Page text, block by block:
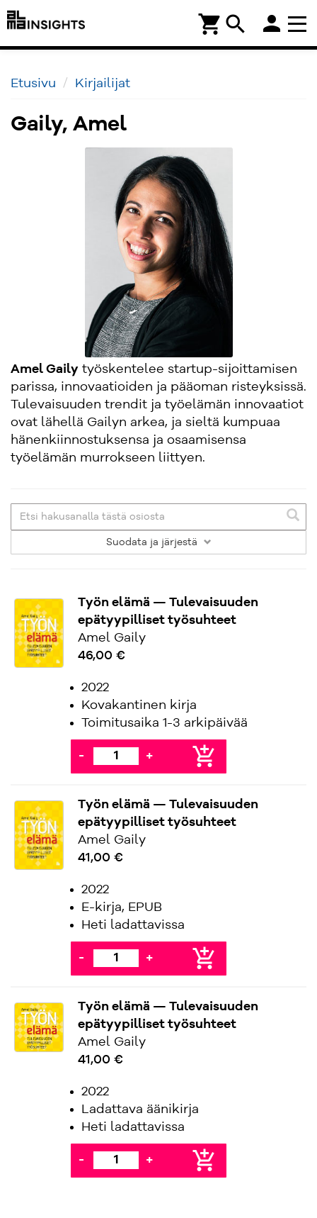
search
shopping_cart person
Etusivu Kirjailijat
Gaily, Amel
Amel Gaily työskentelee startup-sijoittamisen
parissa, innovaatioiden ja pääoman risteyksissä.
Tulevaisuuden trendit ja työelämän innovaatiot
ovat lähellä Gailyn arkea, ja sieltä kumpuaa
hänenkiinnostuksensa ja osaamisensa
työelämän murrokseen liittyen.
Suodata ja järjestä
Työn elämä — Tulevaisuuden
epätyypilliset työsuhteet
Amel Gaily
46,00 €
2022
Kovakantinen kirja
Toimitusaika 1-3 arkipäivää
- + add_shopping_cart
Työn elämä — Tulevaisuuden
epätyypilliset työsuhteet
Amel Gaily
41,00 €
2022
E-kirja, EPUB
Heti ladattavissa
- + add_shopping_cart
Työn elämä — Tulevaisuuden
epätyypilliset työsuhteet
Amel Gaily
41,00 €
2022
Ladattava äänikirja
Heti ladattavissa
- + add_shopping_cart